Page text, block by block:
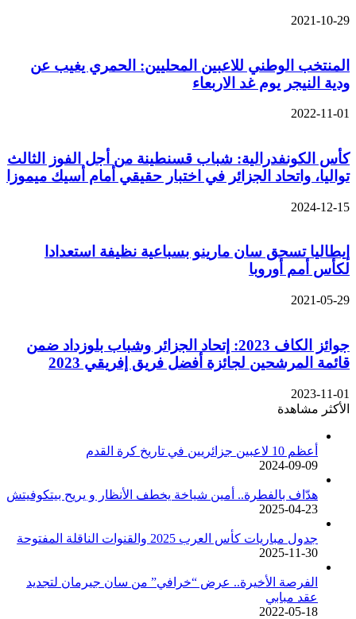
2021-10-29
المنتخب الوطني للاعبين المحليين: الحمري يغيب عن
ودية النيجر يوم غد الاربعاء
2022-11-01
كأس الكونفدرالية: شباب قسنطينة من أجل الفوز الثالث
تواليا، واتحاد الجزائر في اختبار حقيقي أمام أسيك ميموزا
2024-12-15
إيطاليا تسحق سان مارينو بسباعية نظيفة استعدادا
لكأس أمم أوروبا
2021-05-29
جوائز الكاف 2023: إتحاد الجزائر وشباب بلوزداد ضمن
قائمة المرشحين لجائزة أفضل فريق إفريقي 2023
2023-11-01
الأكثر مشاهدة
أعظم 10 لاعبين جزائريين في تاريخ كرة القدم
2024-09-09
هدّاف بالفطرة.. أمين شياخة يخطف الأنظار و يريح بيتكوفيتش
2025-04-23
جدول مباريات كأس العرب 2025 والقنوات الناقلة المفتوحة
2025-11-30
الفرصة الأخيرة.. عرض “خرافي” من سان جيرمان لتجديد
عقد مبابي
2022-05-18